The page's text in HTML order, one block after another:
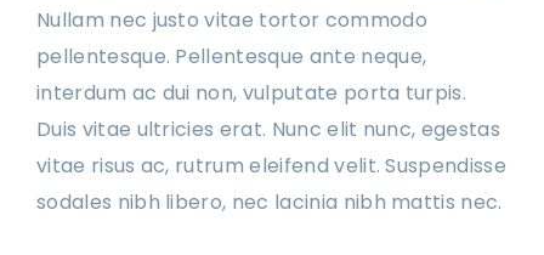
Nullam nec justo vitae tortor commodo
pellentesque. Pellentesque ante neque,
interdum ac dui non, vulputate porta turpis.
Duis vitae ultricies erat. Nunc elit nunc, egestas
vitae risus ac, rutrum eleifend velit. Suspendisse
sodales nibh libero, nec lacinia nibh mattis nec.